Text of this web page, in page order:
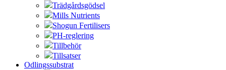
Trädgårdsgödsel
Mills Nutrients
Shogun Fertilisers
PH-reglering
Tillbehör
Tillsatser
Odlingssubstrat